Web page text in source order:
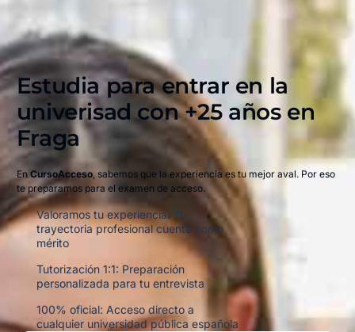
Estudia para entrar en la
univerisad con +25 años en
Fraga​
EnCursoAcceso, sabemos que la experiencia es tu mejor aval. Por eso
te preparamos para el examen de acceso.
Valoramos tu experiencia: Tu
trayectoria profesional cuenta como
mérito
Tutorización 1:1: Preparación
personalizada para tu entrevista
100% oficial: Acceso directo a
cualquier universidad pública española